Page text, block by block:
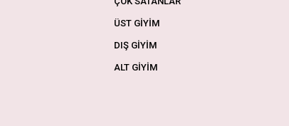
ÜST GİYİM
DIŞ GİYİM
ALT GİYİM